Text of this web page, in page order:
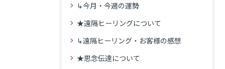
↳今月・今週の運勢
★遠隔ヒーリングについて
↳遠隔ヒーリング・お客様の感想
★思念伝達について